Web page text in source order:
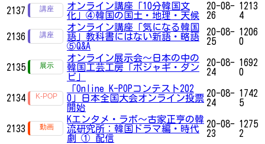
2137
オンライン講座「10分韓国文
化」④韓国の国土・地理・天候
20-08-
26
1213
4
2136
オンライン講座「気になる韓国
語」教科書にはない新語・略語
⑤Q&A
20-08-
25
1206
0
2135
オンライン展示会〜日本の中の
韓国工芸工房「ボジャギ・ダン
ビ」
20-08-
24
1692
0
2134
「Online K-POPコンテスト202
0」日本全国大会オンライン投票
開始
20-08-
24
1742
5
2133
Kエンタメ・ラボ～古家正亨の韓
流研究所：韓国ドラマ編・時代
劇 ① 配信
20-08-
23
1275
2